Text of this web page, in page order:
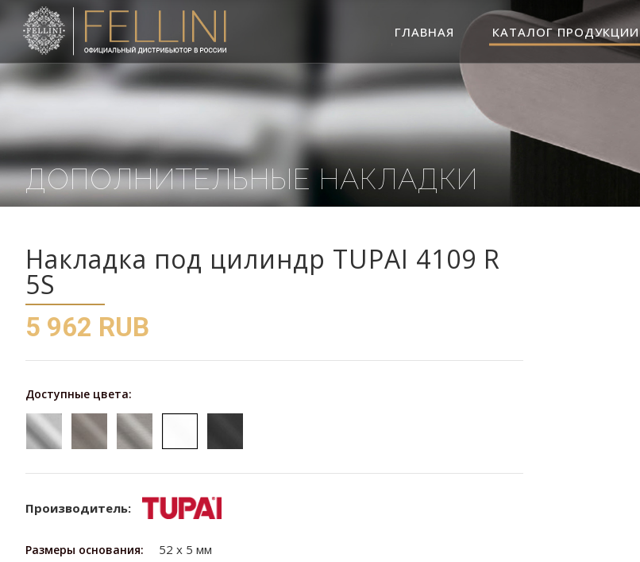
ГЛАВНАЯ КАТАЛОГ ПРОДУКЦИИ
ДОПОЛНИТЕЛЬНЫЕ НАКЛАДКИ
Накладка под цилиндр TUPAI 4109 R
5S
5 962 RUB
Доступные цвета:
Производитель:
Размеры основания: 52 х 5 мм